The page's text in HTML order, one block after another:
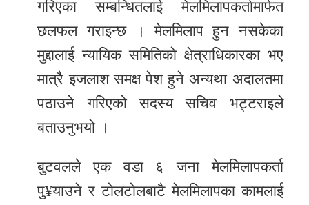
गरिएका सम्बन्धितलाई मेलमिलापकर्तामार्फत
छलफल गराइन्छ । मेलमिलाप हुन नसकेका
मुद्दालाई न्यायिक समितिको क्षेत्राधिकारका भए
मात्रै इजलाश समक्ष पेश हुने अन्यथा अदालतमा
पठाउने गरिएको सदस्य सचिव भट्टराइले
बताउनुभयो ।
बुटवलले एक वडा ६ जना मेलमिलापकर्ता
पु¥याउने र टोलटोलबाटै मेलमिलापका कामलाई